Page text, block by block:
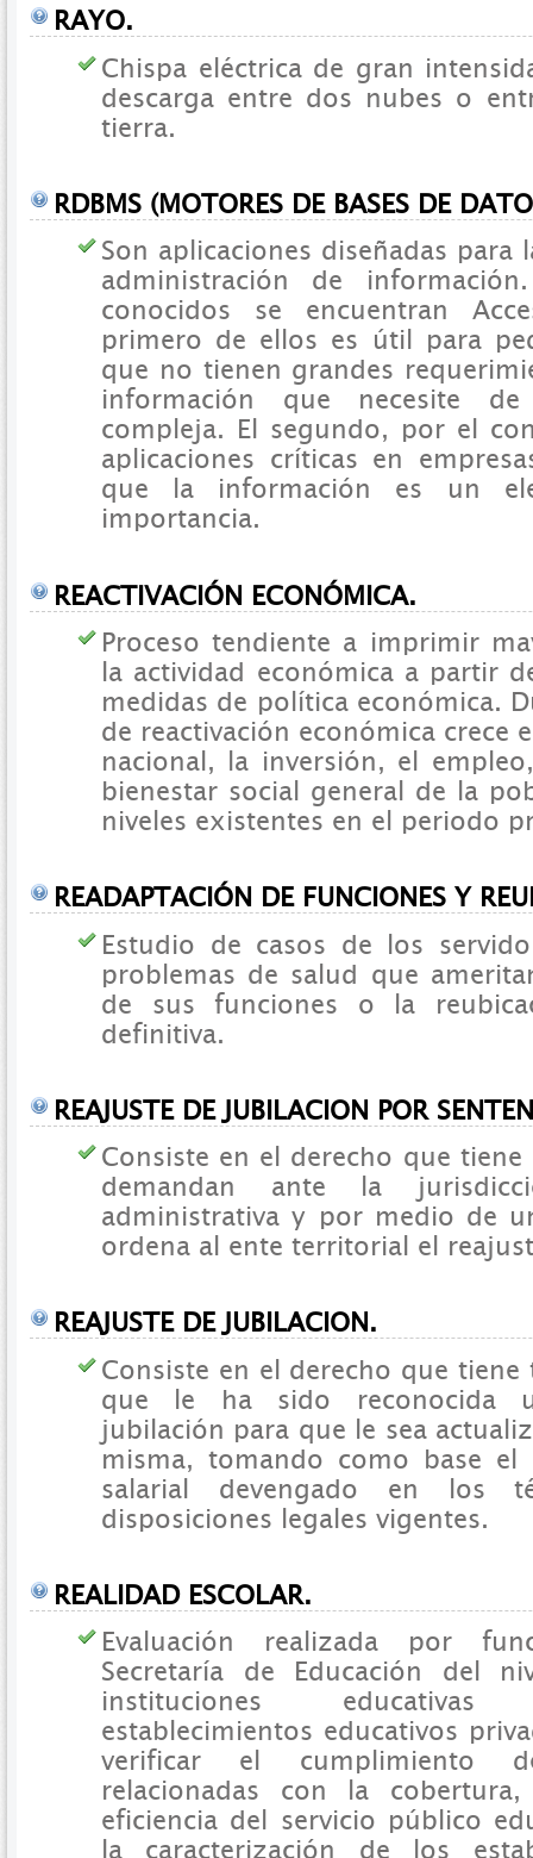
RAYO.
Chispa eléctrica de gran
descarga entre dos nubes o
tierra.
RDBMS (MOTORES DE BASES DE
Son aplicaciones diseñadas para
administración de
conocidos se encuentran
primero de ellos es útil para
que no tienen grandes
información que necesite
compleja. El segundo, por el
aplicaciones críticas en
que la información es un
importancia.
REACTIVACIÓN ECONÓMICA.
Proceso tendiente a imprimir
la actividad económica a partir
medidas de política económica.
de reactivación económica crece
nacional, la inversión, el
bienestar social general de la
niveles existentes en el periodo
READAPTACIÓN DE FUNCIONES Y
Estudio de casos de los
problemas de salud que
de sus funciones o la
definitiva.
REAJUSTE DE JUBILACION POR
Consiste en el derecho que
demandan ante la
administrativa y por medio de
ordena al ente territorial el
REAJUSTE DE JUBILACION.
Consiste en el derecho que tiene
que le ha sido reconocida
jubilación para que le sea
misma, tomando como base
salarial devengado en los
disposiciones legales vigentes.
REALIDAD ESCOLAR.
Evaluación realizada por
Secretaría de Educación del
instituciones
establecimientos educativos
verificar el cumplimiento
relacionadas con la
eficiencia del servicio público
la caracterización de los